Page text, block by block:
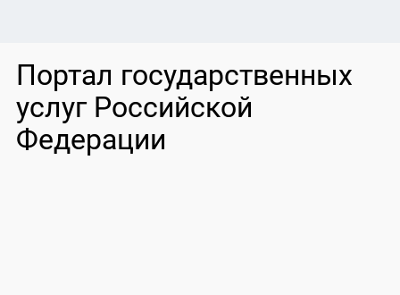
Портал государственных
услуг Российской
Федерации